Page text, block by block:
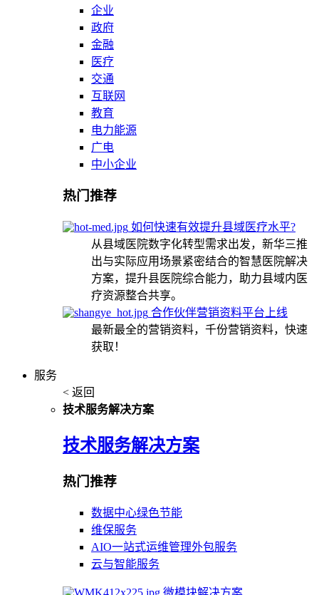
企业
政府
金融
医疗
交通
互联网
教育
电力能源
广电
中小企业
热门推荐
如何快速有效提升县域医疗水平?
从县域医院数字化转型需求出发，新华三推
出与实际应用场景紧密结合的智慧医院解决
方案，提升县医院综合能力，助力县域内医
疗资源整合共享。
合作伙伴营销资料平台上线
最新最全的营销资料，千份营销资料，快速
获取！
服务
< 返回
技术服务解决方案
技术服务解决方案
热门推荐
数据中心绿色节能
维保服务
AIO一站式运维管理外包服务
云与智能服务
微模块解决方案